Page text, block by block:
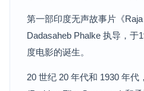
第一部印度无声故事片《
Dadasaheb Phalke 执导，于
度电影的诞生。
20 世纪 20 年代和 1930 年代